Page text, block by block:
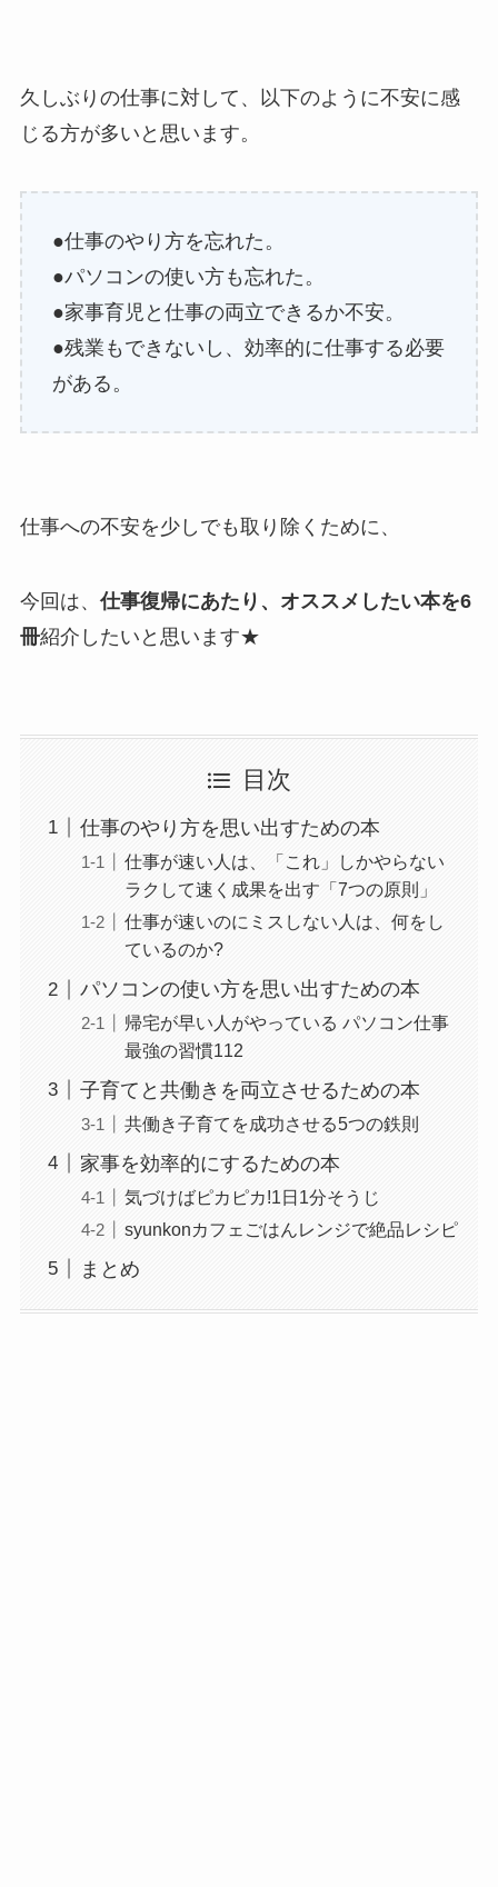
久しぶりの仕事に対して、以下のように不安に感
じる方が多いと思います。
●仕事のやり方を忘れた。
●パソコンの使い方も忘れた。
●家事育児と仕事の両立できるか不安。
●残業もできないし、効率的に仕事する必要
がある。
仕事への不安を少しでも取り除くために、
今回は、 仕事復帰にあたり、オススメしたい本を6
冊紹介したいと思います★
目次
仕事のやり方を思い出すための本
仕事が速い人は、「これ」しかやらない
ラクして速く成果を出す「7つの原則」
仕事が速いのにミスしない人は、何をし
ているのか?
パソコンの使い方を思い出すための本
帰宅が早い人がやっている パソコン仕事
最強の習慣112
子育てと共働きを両立させるための本
共働き子育てを成功させる5つの鉄則
家事を効率的にするための本
気づけばピカピカ!1日1分そうじ
syunkonカフェごはんレンジで絶品レシピ
まとめ